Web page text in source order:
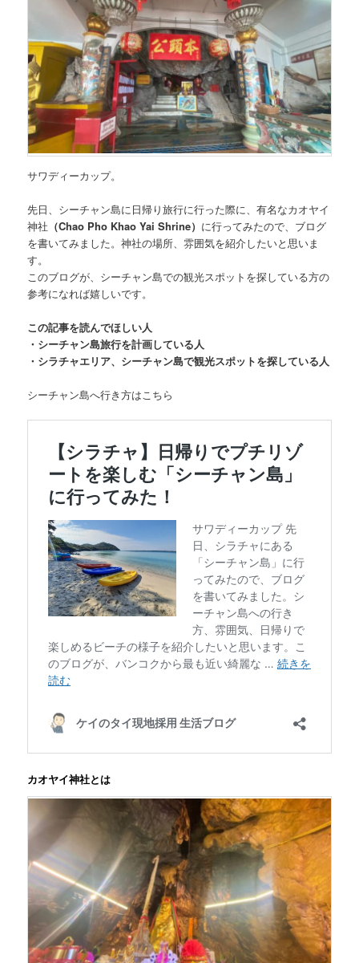
サワディーカップ。
先日、シーチャン島に日帰り旅行に行った際に、有名なカオヤイ
神社 （Chao Pho Khao Yai Shrine） に行ってみたので、ブログ
を書いてみました。神社の場所、雰囲気を紹介したいと思いま
す。
このブログが、シーチャン島での観光スポットを探している方の
参考になれば嬉しいです。
この記事を読んでほしい人
・シーチャン島旅行を計画している人
・シラチャエリア、シーチャン島で観光スポットを探している人
シーチャン島へ行き方はこちら
カオヤイ神社とは